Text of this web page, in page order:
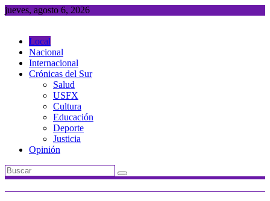
Saltar
jueves, agosto 6, 2026
Local
Nacional
Internacional
Crónicas del Sur
Salud
USFX
Cultura
Educación
Deporte
Justicia
Opinión